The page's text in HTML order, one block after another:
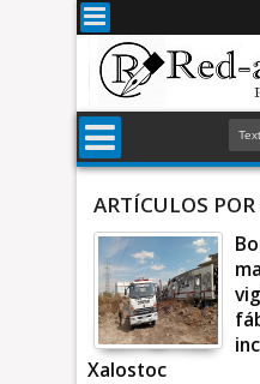
ARTÍCULOS
Xalostoc